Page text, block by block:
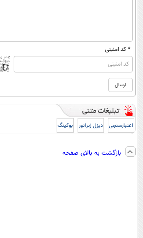
* کد امنیتی
اعتبارسنجی دیزل ژنراتور بوکینگ
بازگشت به بالای صفحه